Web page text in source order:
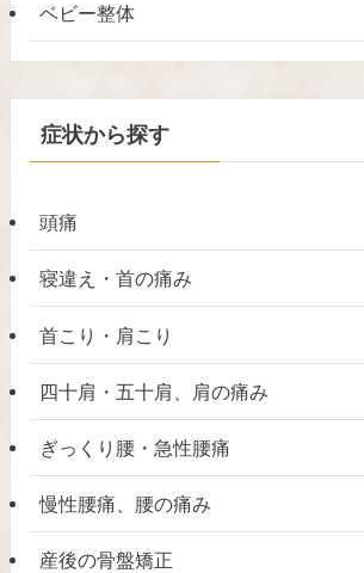
ベビー整体
症状から探す
頭痛
寝違え・首の痛み
首こり・肩こり
四十肩・五十肩、肩の痛み
ぎっくり腰・急性腰痛
慢性腰痛、腰の痛み
産後の骨盤矯正